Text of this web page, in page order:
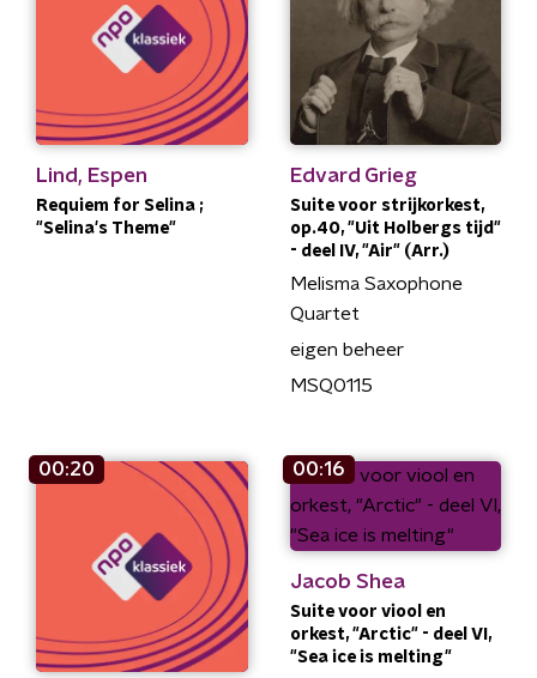
Lind, Espen
Requiem for Selina ;
"Selina's Theme"
Edvard Grieg
Suite voor strijkorkest,
op.40, "Uit Holbergs tijd"
- deel IV, "Air" (Arr.)
Melisma Saxophone
Quartet
eigen beheer
MSQ0115
00:20 00:16
Jacob Shea
Suite voor viool en
orkest, "Arctic" - deel VI,
"Sea ice is melting"